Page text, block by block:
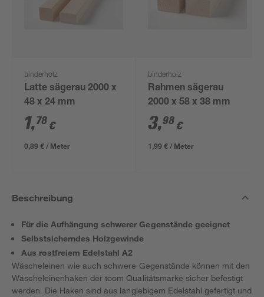
binderholz
Latte sägerau 2000 x
48 x 24 mm
1,78 €
0,89 € / Meter
binderholz
Rahmen sägerau
2000 x 58 x 38 mm
3,98 €
1,99 € / Meter
Beschreibung
Für die Aufhängung schwerer Gegenstände geeignet
Selbstsicherndes Holzgewinde
Aus rostfreiem Edelstahl A2
Wäscheleinen wie auch schwere Gegenstände können mit den
Wäscheleinenhaken der toom Qualitätsmarke sicher befestigt
werden. Die Haken sind aus langlebigem Edelstahl gefertigt und